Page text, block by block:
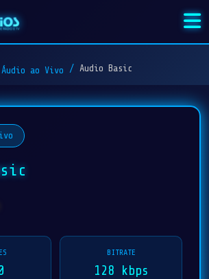
Áudio ao Vivo Audio Basic
BITRATE
128 kbps